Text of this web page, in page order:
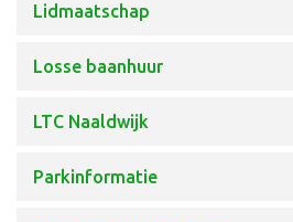
Lidmaatschap
Losse baanhuur
LTC Naaldwijk
Parkinformatie